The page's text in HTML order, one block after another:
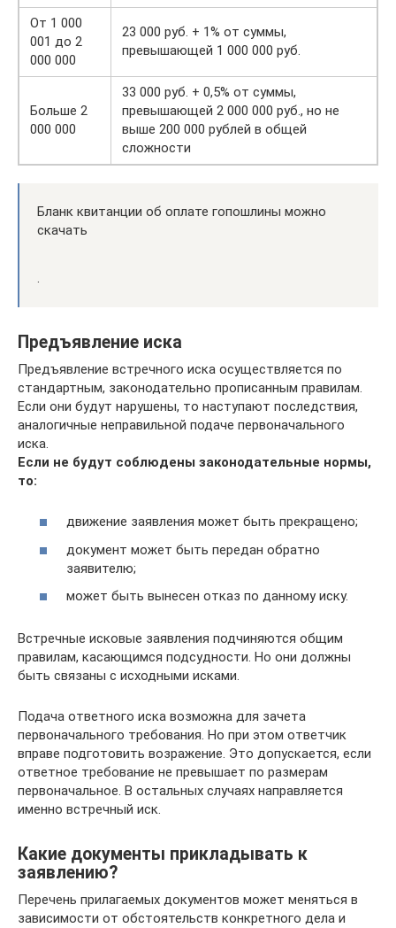
От 1 000
001 до 2
000 000
23 000 руб. + 1% от суммы,
превышающей 1 000 000 руб.
Больше 2
000 000
33 000 руб. + 0,5% от суммы,
превышающей 2 000 000 руб., но не
выше 200 000 рублей в общей
сложности
Бланк квитанции об оплате гопошлины можно
скачать
Предъявление иска
Предъявление встречного иска осуществляется по
стандартным, законодательно прописанным правилам.
Если они будут нарушены, то наступают последствия,
аналогичные неправильной подаче первоначального
иска.
Если не будут соблюдены законодательные нормы,
то:
движение заявления может быть прекращено;
документ может быть передан обратно
заявителю;
может быть вынесен отказ по данному иску.
Встречные исковые заявления подчиняются общим
правилам, касающимся подсудности. Но они должны
быть связаны с исходными исками.
Подача ответного иска возможна для зачета
первоначального требования. Но при этом ответчик
вправе подготовить возражение. Это допускается, если
ответное требование не превышает по размерам
первоначальное. В остальных случаях направляется
именно встречный иск.
Какие документы прикладывать к
заявлению?
Перечень прилагаемых документов может меняться в
зависимости от обстоятельств конкретного дела и